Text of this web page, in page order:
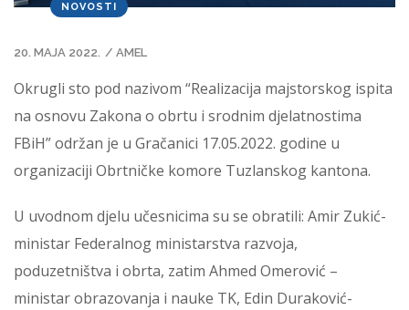
NOVOSTI
20. MAJA 2022. / AMEL
Okrugli sto pod nazivom “Realizacija majstorskog ispita
na osnovu Zakona o obrtu i srodnim djelatnostima
FBiH” održan je u Gračanici 17.05.2022. godine u
organizaciji Obrtničke komore Tuzlanskog kantona.
U uvodnom djelu učesnicima su se obratili: Amir Zukić-
ministar Federalnog ministarstva razvoja,
poduzetništva i obrta, zatim Ahmed Omerović –
ministar obrazovanja i nauke TK, Edin Duraković-